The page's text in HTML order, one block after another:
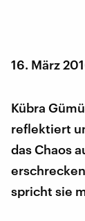
16. März
Kübra
reflektiert
das Chaos
spricht sie